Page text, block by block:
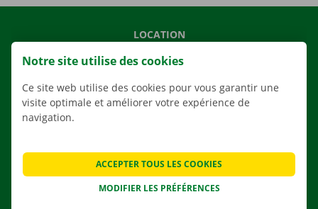
LOCATION
NOS VÉHICULES
AGENCES
Notre site utilise des cookies
Ce site web utilise des cookies pour vous garantir une
visite optimale et améliorer votre expérience de
navigation.
MODIFIER LES PRÉFÉRENCES
ACCEPTER TOUS LES COOKIES